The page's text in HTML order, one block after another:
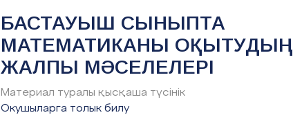
БАСТАУЫШ СЫНЫПТА
МАТЕМАТИКАНЫ ОҚЫТУДЫҢ
ЖАЛПЫ МӘСЕЛЕЛЕРІ
Материал туралы қысқаша түсінік
Окушыларга толык билу